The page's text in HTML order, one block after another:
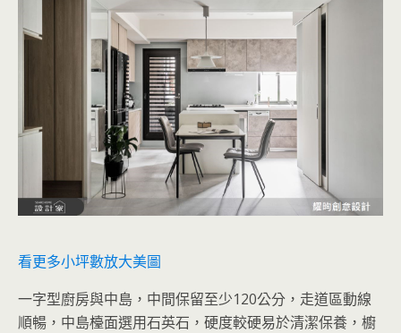
看更多小坪數放大美圖
一字型廚房與中島，中間保留至少120公分，走道區動線
順暢，中島檯面選用石英石，硬度較硬易於清潔保養，櫥